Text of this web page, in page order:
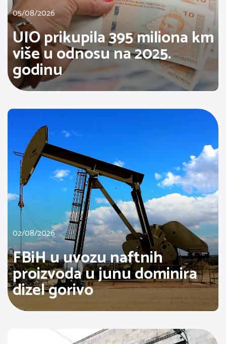
05/08/2026
UIO prikupila 395 miliona km
više u odnosu na 2025.
godinu
02/08/2026
FBiH u uvozu naftnih
proizvoda u junu dominira
dizel gorivo